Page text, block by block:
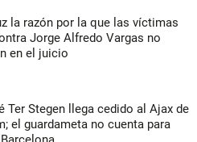
la razón por la que las víctimas
Jorge Alfredo Vargas no
en el juicio
Ter Stegen llega cedido al Ajax de
el guardameta no cuenta para